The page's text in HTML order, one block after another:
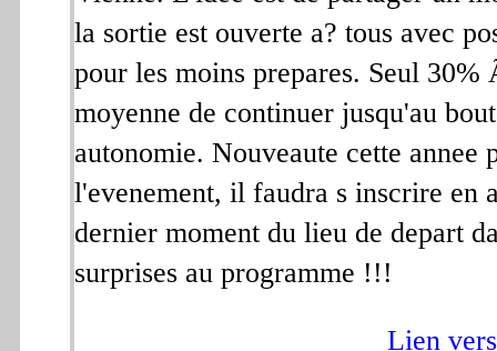
la sortie est ouverte a? tous avec
pour les moins prepares. Seul
moyenne de continuer jusqu'au
autonomie. Nouveaute cette annee
l'evenement, il faudra s inscrire en
dernier moment du lieu de depart
surprises au programme !!!
Lien